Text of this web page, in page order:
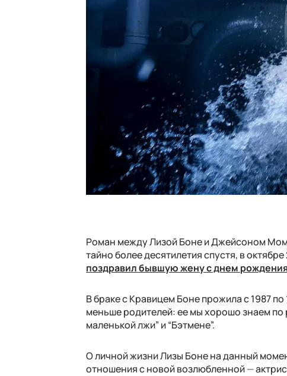
Роман между Лизой Боне и Джейсоном
тайно более десятилетия спустя, в
поздравил бывшую жену с днем
В браке с Кравицем Боне прожила с 1987
меньше родителей: ее мы хорошо знаем
маленькой лжи” и “Бэтмене”.
О личной жизни Лизы Боне на данный
отношения с новой возлюбленной—